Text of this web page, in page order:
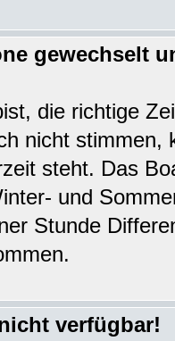
gewechselt
die richtige
nicht stimmen,
steht. Das
und
Stunde
verfügbar!